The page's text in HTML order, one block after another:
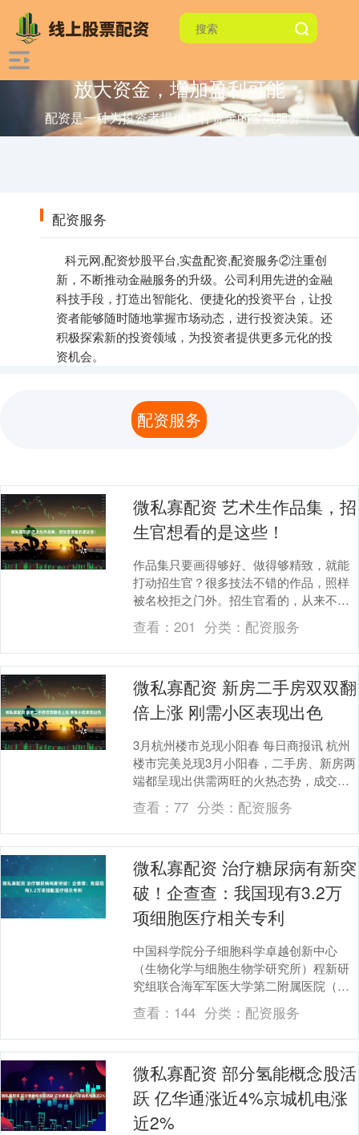
放大资金，增加盈利可能
配资是一种为投资者提供杠杆资金的金融服务！
配资服务
科元网,配资炒股平台,实盘配资,配资服务②注重创
新，不断推动金融服务的升级。公司利用先进的金融
科技手段，打造出智能化、便捷化的投资平台，让投
资者能够随时随地掌握市场动态，进行投资决策。还
积极探索新的投资领域，为投资者提供更多元化的投
资机会。
配资服务
微私寡配资 艺术生作品集，招
生官想看的是这些！
作品集只要画得够好、做得够精致，就能
打动招生官？很多技法不错的作品，照样
被名校拒之门外。招生官看的，从来不是
单纯的技法炫技，而是作品背后的思考、
潜力和态度。 创....
查看：201 分类： 配资服务
微私寡配资 新房二手房双双翻
倍上涨 刚需小区表现出色
3月杭州楼市兑现小阳春 每日商报讯 杭州
楼市完美兑现3月小阳春，二手房、新房两
端都呈现出供需两旺的火热态势，成交量
同比都大涨超过100%，市场信心显著修
复，为二....
查看：77 分类： 配资服务
微私寡配资 治疗糖尿病有新突
破！企查查：我国现有3.2万
项细胞医疗相关专利
中国科学院分子细胞科学卓越创新中心
（生物化学与细胞生物学研究所）程新研
究组联合海军军医大学第二附属医院（上
海长征医院）殷浩教授团队，首次分别利
用自体与异体干细胞....
查看： 144 分类： 配资服务
微私寡配资 部分氢能概念股活
跃 亿华通涨近4%京城机电涨
近2%